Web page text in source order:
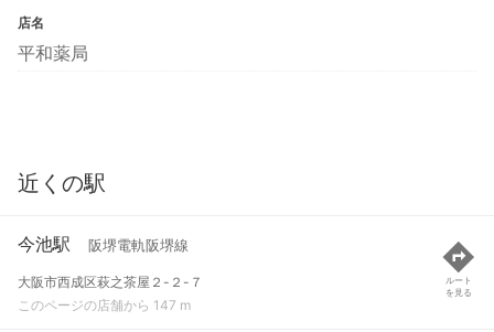
店名
平和薬局
近くの駅
今池駅 阪堺電軌阪堺線
大阪市西成区萩之茶屋２-２-７
このページの店舗から 147 m
ルート
を見る